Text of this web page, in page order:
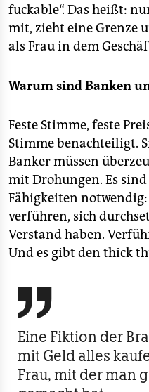
fuckable“. Das heißt:
mit, zieht eine Grenze
als Frau in dem
Warum sind Banken
Feste Stimme, feste
Stimme benachteiligt.
Banker müssen
mit Drohungen. Es
Fähigkeiten notwendig:
verführen, sich
Verstand haben.
Und es gibt den thick

Eine Fiktion der
mit Geld alles
Frau, mit der man